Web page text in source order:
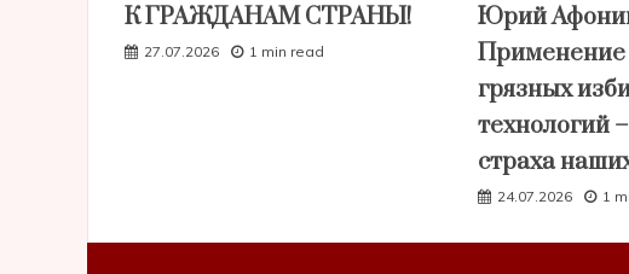
К ГРАЖДАНАМ СТРАНЫ!
27.07.2026 1 min read
Юрий
грязных
технологий
страха
24.07.2026 1